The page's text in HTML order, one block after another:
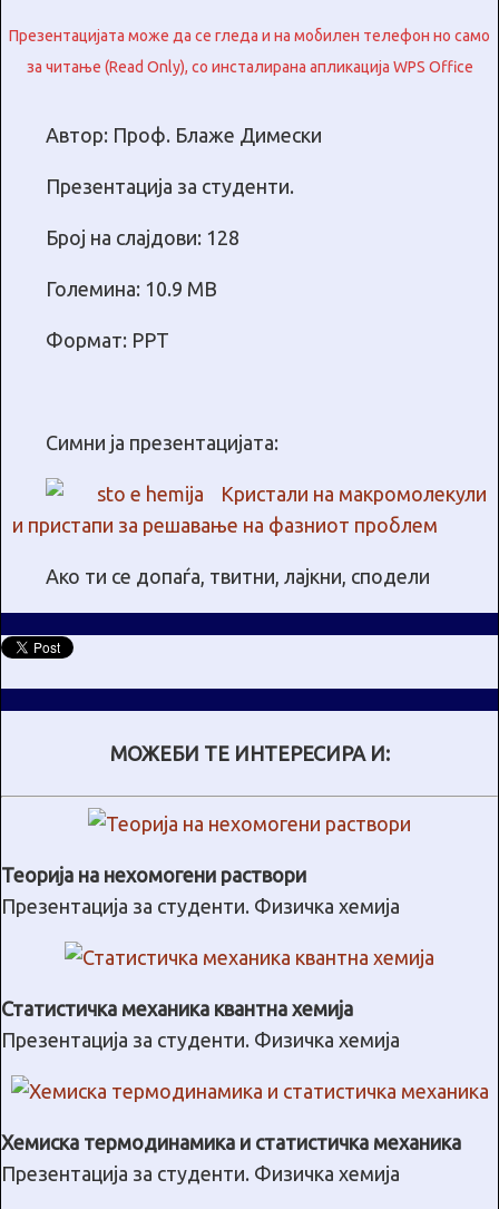
Презентацијата може да се гледа и на мобилен телефон но само
за читање (Read Only), со инсталирана апликација WPS Office
Автор: Проф. Блаже Димески
Презентација за студенти.
Број на слајдови: 128
Големина: 10.9 МB
Формат: PPT
Симни ја презентацијата:
Кристали на макромолекули
и пристапи за решавање на фазниот проблем
Ако ти се допаѓа, твитни, лајкни, сподели
МОЖЕБИ ТЕ ИНТЕРЕСИРА И:
Теорија на нехомогени раствори
Презентација за студенти. Физичка хемија
Статистичка механика квантна хемија
Презентација за студенти. Физичка хемија
Хемиска термодинамика и статистичка механика
Презентација за студенти. Физичка хемија